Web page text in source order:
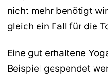
nicht mehr benötigt
gleich ein Fall für die
Eine gut erhaltene
Beispiel gespendet